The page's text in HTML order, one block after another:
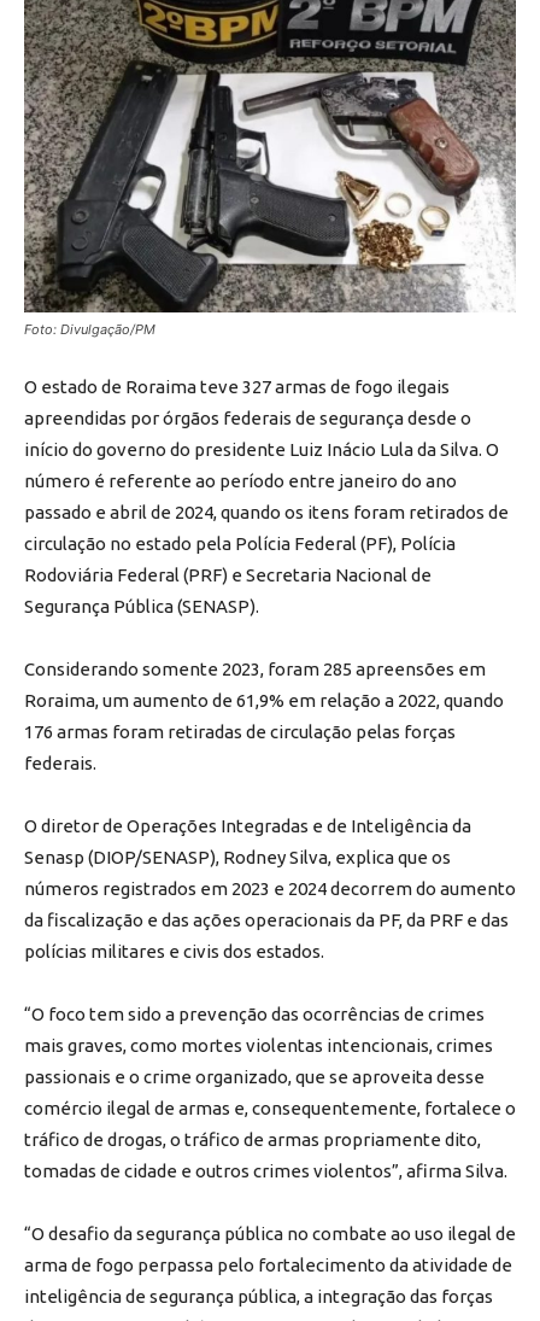
Foto: Divulgação/PM
O estado de Roraima teve 327 armas de fogo ilegais
apreendidas por órgãos federais de segurança desde o
início do governo do presidente Luiz Inácio Lula da Silva. O
número é referente ao período entre janeiro do ano
passado e abril de 2024, quando os itens foram retirados de
circulação no estado pela Polícia Federal (PF), Polícia
Rodoviária Federal (PRF) e Secretaria Nacional de
Segurança Pública (SENASP).
Considerando somente 2023, foram 285 apreensões em
Roraima, um aumento de 61,9% em relação a 2022, quando
176 armas foram retiradas de circulação pelas forças
federais.
O diretor de Operações Integradas e de Inteligência da
Senasp (DIOP/SENASP), Rodney Silva, explica que os
números registrados em 2023 e 2024 decorrem do aumento
da fiscalização e das ações operacionais da PF, da PRF e das
polícias militares e civis dos estados.
“O foco tem sido a prevenção das ocorrências de crimes
mais graves, como mortes violentas intencionais, crimes
passionais e o crime organizado, que se aproveita desse
comércio ilegal de armas e, consequentemente, fortalece o
tráfico de drogas, o tráfico de armas propriamente dito,
tomadas de cidade e outros crimes violentos”, afirma Silva.
“O desafio da segurança pública no combate ao uso ilegal de
arma de fogo perpassa pelo fortalecimento da atividade de
inteligência de segurança pública, a integração das forças